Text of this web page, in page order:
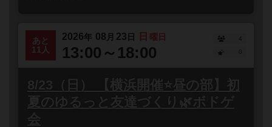
あと
11人
2026年 08 月 23 日 日 曜日
13:00～18:00
4
8/23（日） 【横浜開催⭐️昼の部】初
夏のゆるっと友達づくり🌿ボドゲ
会